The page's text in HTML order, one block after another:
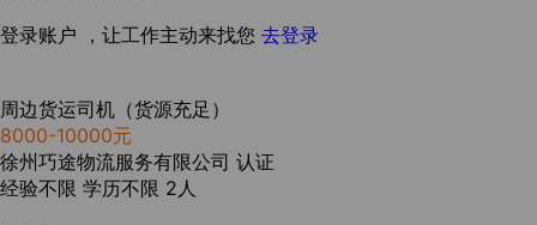
登录账户 ，让工作主动来找您 去登录
周边货运司机（货源充足）
8000-10000元
徐州巧途物流服务有限公司 认证
经验不限 学历不限 2人